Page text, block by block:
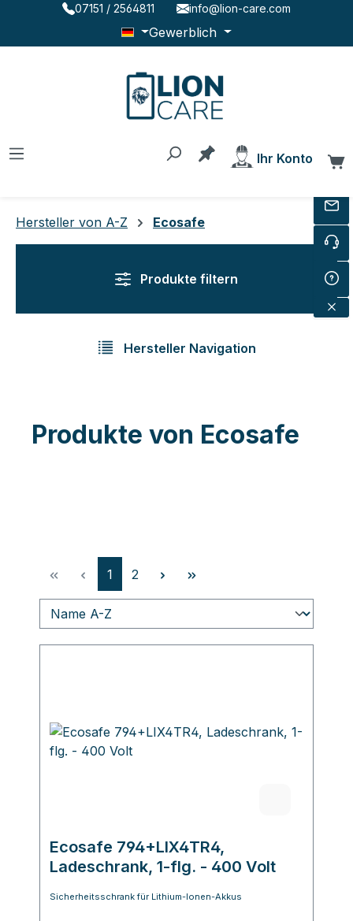
Zum Hauptinhalt springen
07151 / 2564811 info@lion-care.com
Gewerblich
Du hast 0 Produkte
Ihr Konto
Hersteller von A-Z Ecosafe
Produkte filtern
Hersteller Navigation
Produkte von Ecosafe
Seite
1 Seite
2
Ecosafe 794+LIX4TR4,
Ladeschrank, 1-flg. - 400 Volt
Sicherheitsschrank für Lithium-Ionen-Akkus